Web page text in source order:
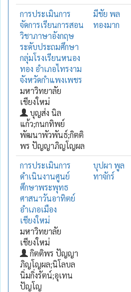
การประเมินการ
จัดการเรียนการสอน
วิชาภาษาอังกฤษ
ระดับประถมศึกษา
กลุ่มโรงเรียนหนอง
ทอง อำเภอไทรงาม
จังหวัดกำแพงเพชร
มหาวิทยาลัย
เชียงใหม่
บุญส่ง นิล
แก้ว;กนกทิพย์
พัฒนาพัวพันธ์;กิตติ
พร ปัญญาภิญโญผล
มีชัย พล
ทองมาก
การประเมินการ
ดำเนินงานศูนย์
ศึกษาพระพุทธ
ศาสนาวันอาทิตย์
อำเภอเมือง
เชียงใหม่
มหาวิทยาลัย
เชียงใหม่
กิตติพร ปัญญา
ภิญโญผล;นิโลบล
นิ่มกิ่งรัตน์;อุเทน
ปัญโญ
บุปผา พูล
ทาจักร์